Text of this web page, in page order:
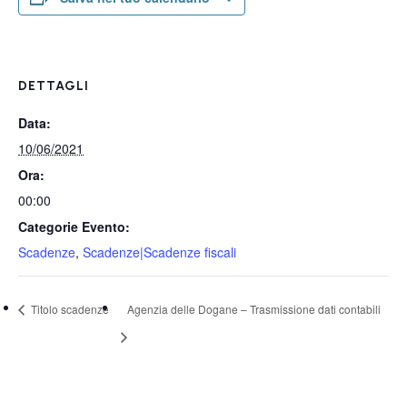
DETTAGLI
Data:
10/06/2021
Ora:
00:00
Categorie Evento:
Scadenze, Scadenze|Scadenze fiscali
Titolo scadenze Agenzia delle Dogane – Trasmissione dati contabili